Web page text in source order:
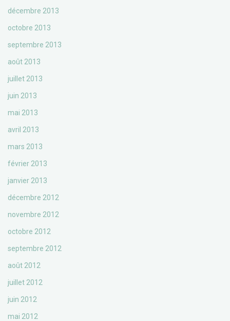
décembre 2013
octobre 2013
septembre 2013
août 2013
juillet 2013
juin 2013
mai 2013
avril 2013
mars 2013
février 2013
janvier 2013
décembre 2012
novembre 2012
octobre 2012
septembre 2012
août 2012
juillet 2012
juin 2012
mai 2012